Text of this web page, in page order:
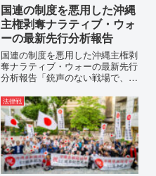
国連の制度を悪用した沖縄
主権剥奪ナラティブ・ウォ
ーの最新先行分析報告
国連の制度を悪用した沖縄主権剥
奪ナラティブ・ウォーの最新先行
分析報告「銃声のない戦場で、日
いる。」現代の戦争は、ミサイル
が飛来する以前に始まっていま
す。国連という国際的な舞台で、
巧妙な「言説（ナラティブ）」が
張...
法律戦